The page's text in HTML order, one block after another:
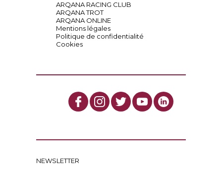
ARQANA RACING CLUB
ARQANA TROT
ARQANA ONLINE
Mentions légales
Politique de confidentialité
Cookies
NEWSLETTER